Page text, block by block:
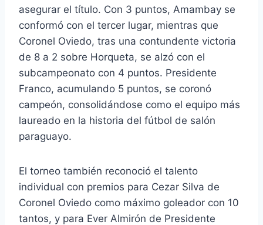
asegurar el título. Con 3 puntos, Amambay se
conformó con el tercer lugar, mientras que
Coronel Oviedo, tras una contundente victoria
de 8 a 2 sobre Horqueta, se alzó con el
subcampeonato con 4 puntos. Presidente
Franco, acumulando 5 puntos, se coronó
campeón, consolidándose como el equipo más
laureado en la historia del fútbol de salón
paraguayo.
El torneo también reconoció el talento
individual con premios para Cezar Silva de
Coronel Oviedo como máximo goleador con 10
tantos, y para Ever Almirón de Presidente